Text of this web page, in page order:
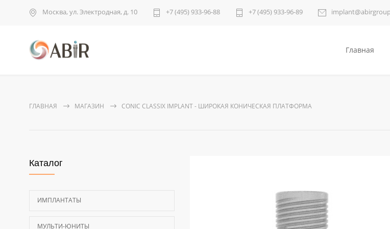
Москва, ул. Электродная, д. 10 +7 (495) 933-96-88 +7 (495) 933-96-89
Главная
ГЛАВНАЯ МАГАЗИН CONIC CLASSIX IMPLANT - ШИРОКАЯ КОНИЧЕСКАЯ ПЛАТФОРМА
Каталог
ИМПЛАНТАТЫ
МУЛЬТИ-ЮНИТЫ